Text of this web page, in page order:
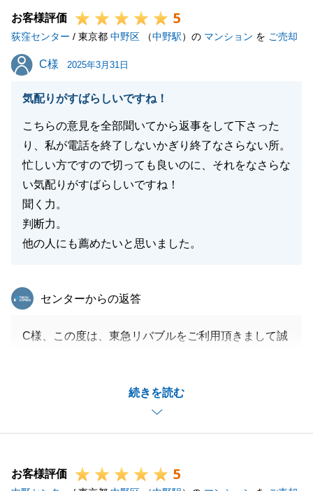
お客様評価 5
荻窪センター / 東京都 中野区 （中野駅）の マンション を ご売却
C様
C様 2025年3月31日
気配りがすばらしいですね！
こちらの意見を全部聞いてから返事をして下さった
り、私が電話を終了しないかぎり終了なさらない所。
忙しい方ですので切っても良いのに、それをなさらな
い気配りがすばらしいですね！
聞く力。
判断力。
他の人にも薦めたいと思いました。
続きを読む
東急リバブル
センターからの返答
C様、この度は、東急リバブルをご利用頂きまして誠
Ｃ様からいただきましたお言葉を励みに、日々精進し
てまいりますので、今後ともよろしくお願いいたしま
お客様評価
5